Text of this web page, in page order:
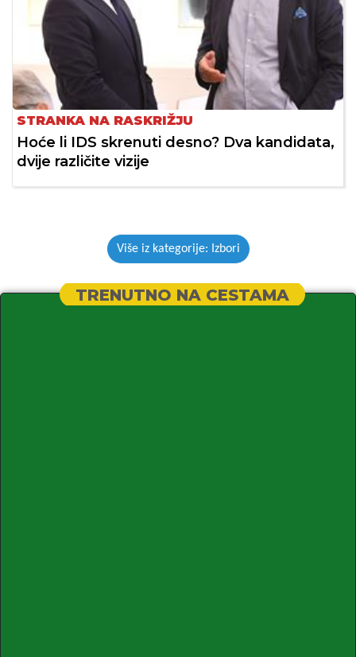
STRANKA NA RASKRIŽJU
Hoće li IDS skrenuti desno? Dva kandidata,
dvije različite vizije
Više iz kategorije: Izbori
TRENUTNO NA CESTAMA